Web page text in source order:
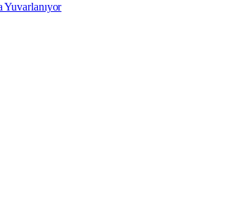
Yuvarlanıyor